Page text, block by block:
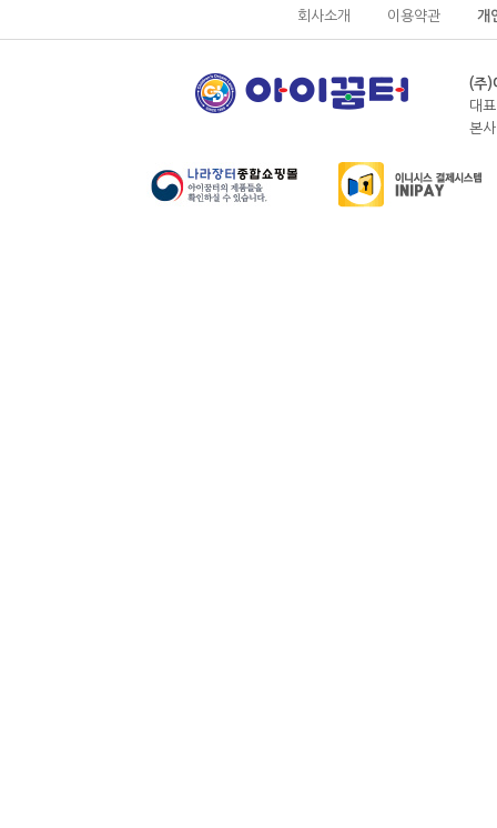
회사소개 이용약관 개
(주)
대
본